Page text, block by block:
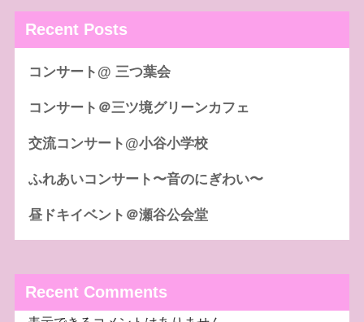
Recent Posts
コンサート@ 三つ葉会
コンサート＠三ツ境グリーンカフェ
交流コンサート@小谷小学校
ふれあいコンサート〜音のにぎわい〜
昼ドキイベント＠瀬谷公会堂
Recent Comments